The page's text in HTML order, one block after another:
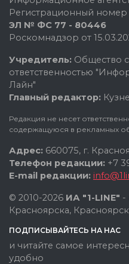
Регистрационный
ЭЛ № ФС 77 - 80446
Роскомнадзор от
Учредитель: Общество
ответственностью
Лайн"
Главный редактор:
Редакция не несет
содержащуюся в рекламных
Адрес: 660075, г.
Телефон редакции: +7
E-mail редакции:
© 2010-2026 ИА "1-LINE" -
Красноярска,
ПОДПИСЫВАЙТЕСЬ НА НАС
и читайте самое
удобно